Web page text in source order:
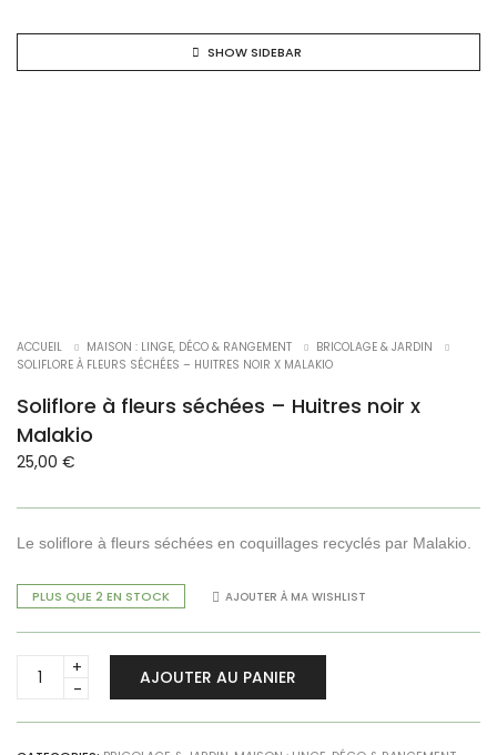
SHOW SIDEBAR
ACCUEIL MAISON : LINGE, DÉCO & RANGEMENT
BRICOLAGE & JARDIN
SOLIFLORE À FLEURS SÉCHÉES – HUITRES NOIR X MALAKIO
Soliflore à fleurs séchées – Huitres noir x
Malakio
25,00 €
Le soliflore à fleurs séchées en coquillages recyclés par Malakio.
PLUS QUE 2 EN STOCK
Soliflore
AJOUTER AU PANIER
AJOUTER À MA WISHLIST